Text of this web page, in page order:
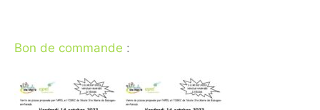
Bon de commande :